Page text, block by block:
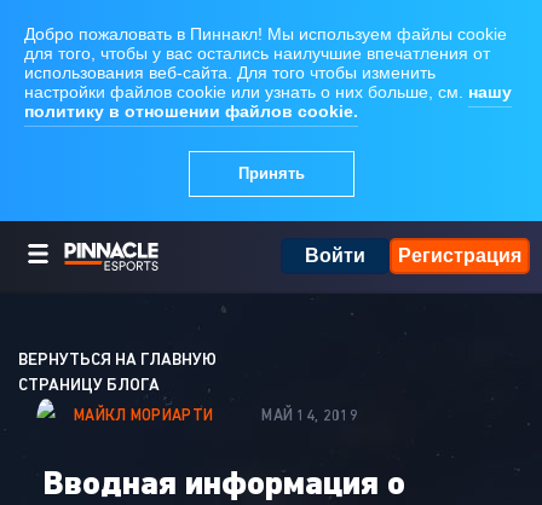
Войти Регистрация
ВЕРНУТЬСЯ НА ГЛАВНУЮ
СТРАНИЦУ БЛОГА
МАЙКЛ МОРИАРТИ МАЙ 14, 2019
Вводная информация о